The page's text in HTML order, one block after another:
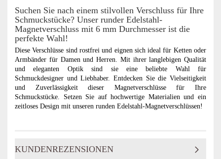
Suchen Sie nach einem stilvollen Verschluss für Ihre
Schmuckstücke? Unser runder Edelstahl-
Magnetverschluss mit 6 mm Durchmesser ist die
perfekte Wahl!
Diese Verschlüsse sind rostfrei und eignen sich ideal für Ketten oder
Armbänder für Damen und Herren. Mit ihrer langlebigen Qualität
und eleganten Optik sind sie eine beliebte Wahl für
Schmuckdesigner und Liebhaber. Entdecken Sie die Vielseitigkeit
und Zuverlässigkeit dieser Magnetverschlüsse für Ihre
Schmuckstücke. Setzen Sie auf hochwertige Materialien und ein
zeitloses Design mit unseren runden Edelstahl-Magnetverschlüssen!
KUNDENREZENSIONEN